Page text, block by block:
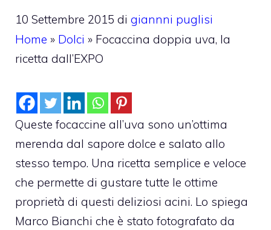
10 Settembre 2015 di giannni puglisi
Home » Dolci » Focaccina doppia uva, la
ricetta dall’EXPO
Queste focaccine all’uva sono un’ottima
merenda dal sapore dolce e salato allo
stesso tempo. Una ricetta semplice e veloce
che permette di gustare tutte le ottime
proprietà di questi deliziosi acini. Lo spiega
Marco Bianchi che è stato fotografato da